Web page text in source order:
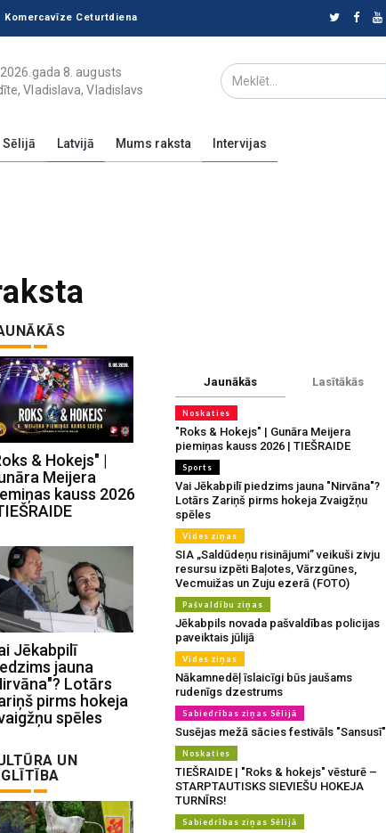
Komercavīze Ceturtdiena
2026.gada 8. augusts
Vladislava, Vladislavs
Sēlijā Latvijā Mums raksta Intervijas
& Hokejs" |
Meijera
kauss 2026
Jēkabpilī
jauna
Lotārs
pirms hokeja
spēles
UN
Jaunākās Lasītākās
Noskaties
"Roks & Hokejs" | Gunāra Meijera
piemiņas kauss 2026 | TIEŠRAIDE
Sports
Vai Jēkabpilī piedzims jauna "Nirvāna"?
Lotārs Zariņš pirms hokeja Zvaigžņu
spēles
Vides ziņas
SIA „Saldūdeņu risinājumi” veikuši zivju
resursu izpēti Baļotes, Vārzgūnes,
Vecmuižas un Zuju ezerā (FOTO)
Pašvaldību ziņas
Jēkabpils novada pašvaldības policijas
paveiktais jūlijā
Vides ziņas
Nākamnedēļ īslaicīgi būs jaušams
rudenīgs dzestrums
Sabiedrības ziņas Sēlijā
Susējas mežā sācies festivāls "Sansusī"
Noskaties
TIEŠRAIDE | "Roks & hokejs" vēsturē –
STARPTAUTISKS SIEVIEŠU HOKEJA
TURNĪRS!
Sabiedrības ziņas Sēlijā